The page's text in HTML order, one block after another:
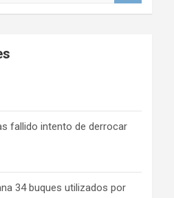
fallido intento de derrocar
34 buques utilizados por